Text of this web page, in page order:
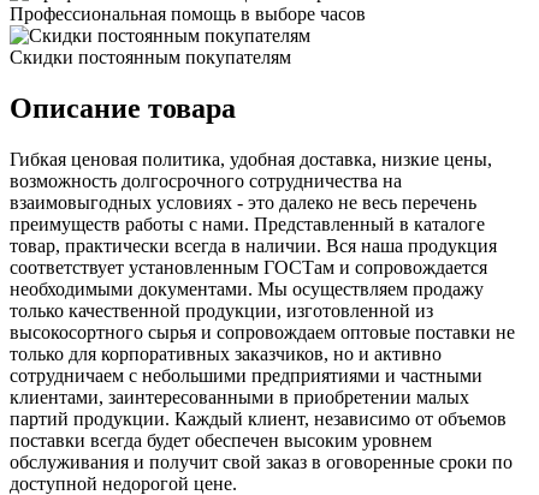
Профессиональная помощь в выборе часов
Скидки постоянным покупателям
Описание товара
Гибкая ценовая политика, удобная доставка, низкие цены,
возможность долгосрочного сотрудничества на
взаимовыгодных условиях - это далеко не весь перечень
преимуществ работы с нами. Представленный в каталоге
товар, практически всегда в наличии. Вся наша продукция
соответствует установленным ГОСТам и сопровождается
необходимыми документами. Мы осуществляем продажу
только качественной продукции, изготовленной из
высокосортного сырья и сопровождаем оптовые поставки не
только для корпоративных заказчиков, но и активно
сотрудничаем с небольшими предприятиями и частными
клиентами, заинтересованными в приобретении малых
партий продукции. Каждый клиент, независимо от объемов
поставки всегда будет обеспечен высоким уровнем
обслуживания и получит свой заказ в оговоренные сроки по
доступной недорогой цене.